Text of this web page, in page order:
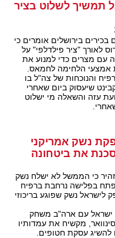
תמשיך לשלוט בציר
בכירים בירושלים אומרים כי
לאורך "ציר פילדלפי" על
עם מצרים כדי למנוע את
אמצעי הלחימה לחמאס.
והנוכחות של צה"ל בו
שיעסוק ביום שאחרי
עזה והשאלה מי ישלוט
נשק אמריקני
את ביטחונה
כי הממשל לא ישלח נשק
בפלישה נרחבת ברפיח
לישראל נשק שפוגע בריכוזי
ישראל עם ארה"ב משחק
מקשיח את עמדותיו
להשיג עסקת חטופים.